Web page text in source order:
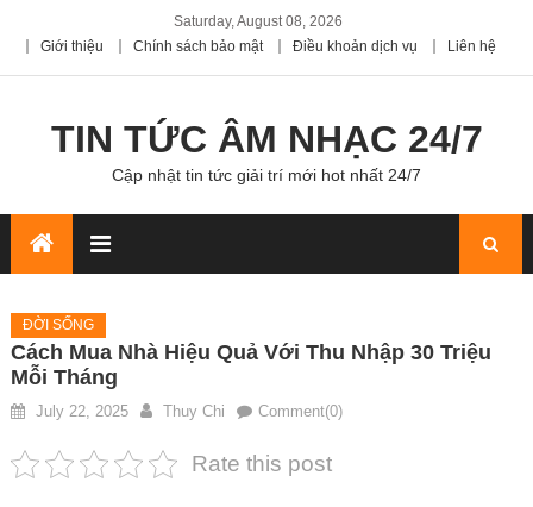
Saturday, August 08, 2026
Giới thiệu
Chính sách bảo mật Điều khoản dịch vụ Liên hệ
TIN TỨC ÂM NHẠC 24/7
Cập nhật tin tức giải trí mới hot nhất 24/7
ĐỜI SỐNG
Cách Mua Nhà Hiệu Quả Với Thu Nhập 30 Triệu
Mỗi Tháng
July 22, 2025 Thuy Chi Comment(0)
Rate this post